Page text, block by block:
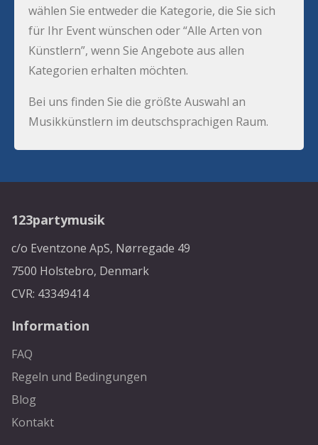
wählen Sie entweder die Kategorie, die Sie sich
für Ihr Event wünschen oder “Alle Arten von
Künstlern”, wenn Sie Angebote aus allen
Kategorien erhalten möchten.
Bei uns finden Sie die größte Auswahl an
Musikkünstlern im deutschsprachigen Raum.
123partymusik
c/o Eventzone ApS, Nørregade 49
7500 Holstebro, Denmark
CVR: 43349414
Information
FAQ
Regeln und Bedingungen
Blog
Kontakt